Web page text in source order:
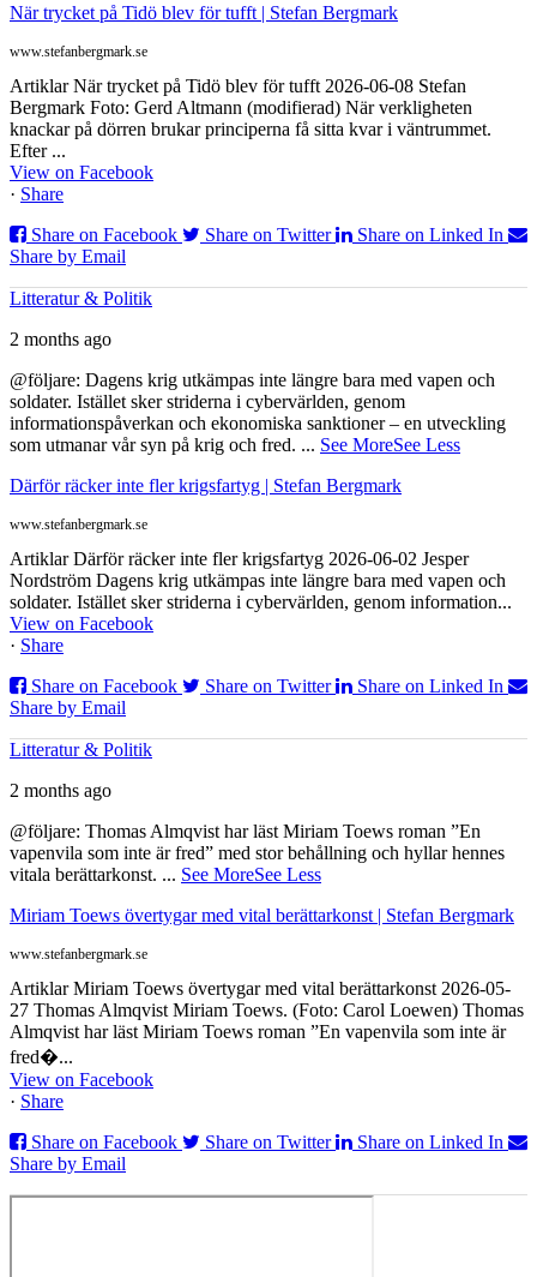
När trycket på Tidö blev för tufft | Stefan Bergmark
www.stefanbergmark.se
Artiklar När trycket på Tidö blev för tufft 2026-06-08 Stefan
Bergmark Foto: Gerd Altmann (modifierad) När verkligheten
knackar på dörren brukar principerna få sitta kvar i väntrummet.
Efter ...
View on Facebook
· Share
Share on Facebook
Share on Twitter
Share on Linked In
Share by Email
Litteratur & Politik
2 months ago
@följare: Dagens krig utkämpas inte längre bara med vapen och
soldater. Istället sker striderna i cybervärlden, genom
informationspåverkan och ekonomiska sanktioner – en utveckling
som utmanar vår syn på krig och fred. ... See MoreSee Less
Därför räcker inte fler krigsfartyg | Stefan Bergmark
www.stefanbergmark.se
Artiklar Därför räcker inte fler krigsfartyg 2026-06-02 Jesper
Nordström Dagens krig utkämpas inte längre bara med vapen och
soldater. Istället sker striderna i cybervärlden, genom information...
View on Facebook
· Share
Share on Facebook
Share on Twitter
Share on Linked In
Share by Email
Litteratur & Politik
2 months ago
@följare: Thomas Almqvist har läst Miriam Toews roman ”En
vapenvila som inte är fred” med stor behållning och hyllar hennes
vitala berättarkonst. ... See MoreSee Less
Miriam Toews övertygar med vital berättarkonst | Stefan Bergmark
www.stefanbergmark.se
Artiklar Miriam Toews övertygar med vital berättarkonst 2026-05-
27 Thomas Almqvist Miriam Toews. (Foto: Carol Loewen) Thomas
Almqvist har läst Miriam Toews roman ”En vapenvila som inte är
fred�...
View on Facebook
· Share
Share on Facebook
Share on Twitter
Share on Linked In
Share by Email